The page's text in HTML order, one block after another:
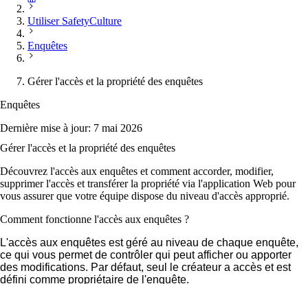
Utiliser SafetyCulture
Enquêtes
Gérer l'accès et la propriété des enquêtes
Enquêtes
Dernière mise à jour: 7 mai 2026
Gérer l'accès et la propriété des enquêtes
Découvrez l'accès aux enquêtes et comment accorder, modifier,
supprimer l'accès et transférer la propriété via l'application Web pour
vous assurer que votre équipe dispose du niveau d'accès approprié.
Comment fonctionne l'accès aux enquêtes ?
L'accès aux enquêtes est géré au niveau de chaque enquête,
ce qui vous permet de contrôler qui peut afficher ou apporter
des modifications. Par défaut, seul le créateur a accès et est
défini comme propriétaire de l'enquête.